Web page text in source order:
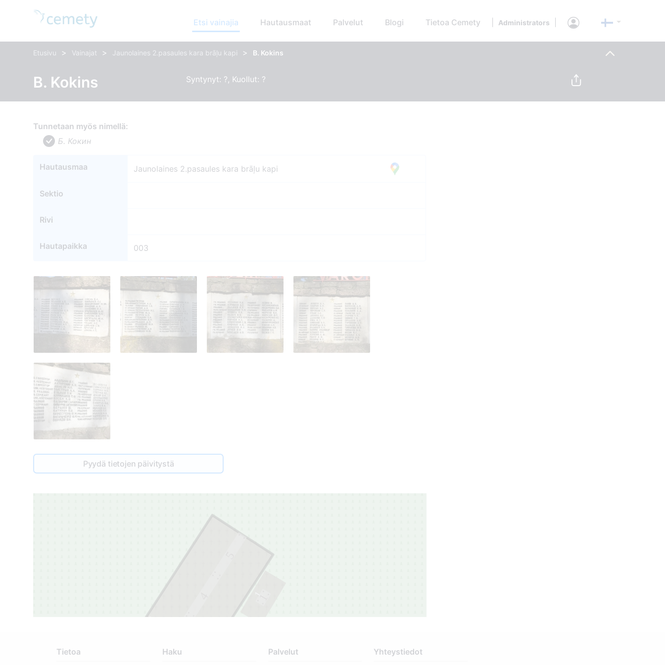
Etsi vainajia Hautausmaat Palvelut Blogi Tietoa Cemety Administrators
Etusivu > Vainajat > Jaunolaines 2.pasaules kara brāļu kapi > B. Kokins
B. Kokins Syntynyt: ?, Kuollut: ?
Tunnetaan myös nimellä:
Б. Кокин
Hautausmaa Jaunolaines 2.pasaules kara brāļu kapi
Sektio
Rivi
Hautapaikka 003
Pyydä tietojen päivitystä
3
Tietoa Haku Palvelut Yhteystiedot